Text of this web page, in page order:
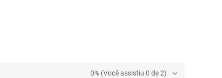
0% (Você assistiu 0 de 2)